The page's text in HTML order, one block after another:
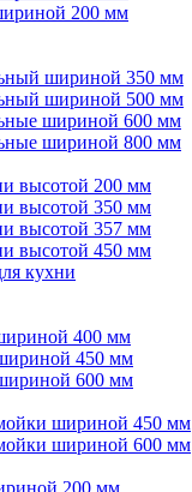
200 мм
шириной 350 мм
шириной 500 мм
шириной 600 мм
шириной 800 мм
высотой 200 мм
высотой 350 мм
высотой 357 мм
высотой 450 мм
кухни
400 мм
450 мм
600 мм
шириной 450 мм
шириной 600 мм
200 мм